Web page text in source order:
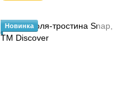
Новинка